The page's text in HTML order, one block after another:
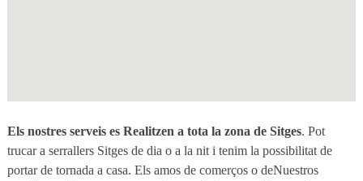
Els nostres serveis es Realitzen a tota la zona de Sitges. Pot
trucar a serrallers Sitges de dia o a la nit i tenim la possibilitat de
portar de tornada a casa. Els amos de comerços o deNuestros